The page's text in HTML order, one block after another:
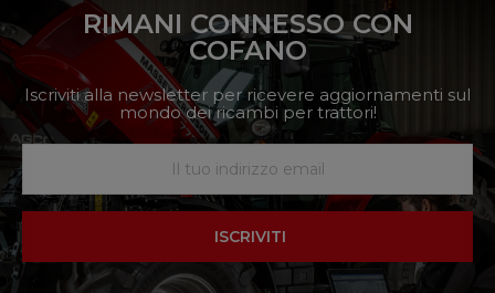
RIMANI CONNESSO CON
COFANO
Iscriviti alla newsletter per ricevere aggiornamenti sul
mondo dei ricambi per trattori!
ISCRIVITI